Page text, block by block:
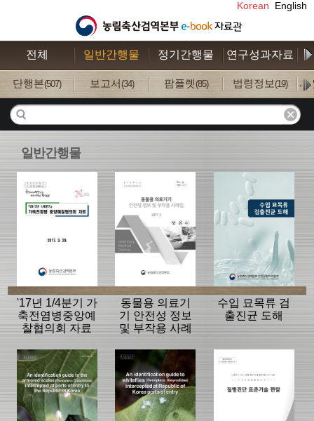
Korean English
전체 일반간행물 정기간행물 연구성과자료
단행본(507) 보고서 (34) 팜플렛 (85) 법령정보(19) 사
일반간행물
'17년 1/4분기 가
축전염병중앙예
찰협의회 자료
동물용 의료기
기 안전성 정보
및 부작용 사례
수입 묘목류 검
출진균 도해